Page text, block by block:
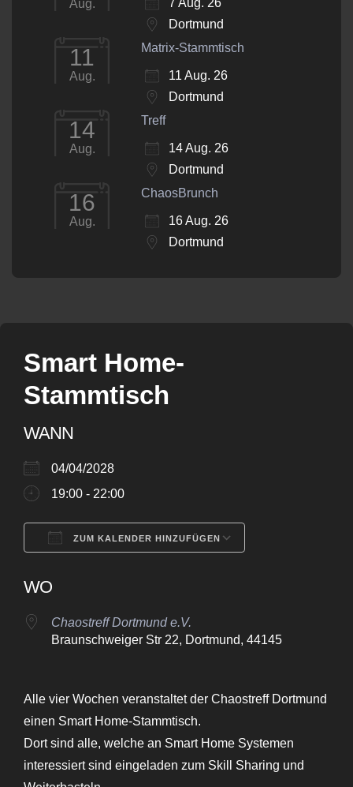
Smart Home-
Stammtisch
WANN
04/04/2028
19:00 - 22:00
ZUM KALENDER HINZUFÜGEN
WO
Chaostreff Dortmund e.V.
Braunschweiger Str 22, Dortmund, 44145
Alle vier Wochen veranstaltet der Chaostreff Dortmund
einen Smart Home-Stammtisch.
Dort sind alle, welche an Smart Home Systemen
interessiert sind eingeladen zum Skill Sharing und
Aug.
7 Aug. 26
Dortmund
11
Aug.
Matrix-Stammtisch
11 Aug. 26
Dortmund
14
Aug.
Treff
14 Aug. 26
Dortmund
16
Aug.
ChaosBrunch
16 Aug. 26
Dortmund